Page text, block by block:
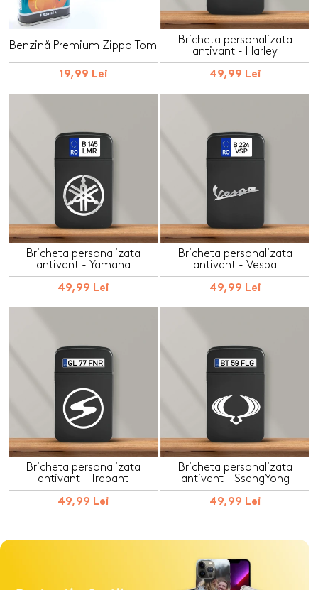
Benzină Premium Zippo Tom
19,99 Lei
Bricheta personalizata
antivant - Harley
49,99 Lei
Bricheta personalizata
antivant - Yamaha
49,99 Lei
Bricheta personalizata
antivant - Vespa
49,99 Lei
Bricheta personalizata
antivant - Trabant
49,99 Lei
Bricheta personalizata
antivant - SsangYong
49,99 Lei